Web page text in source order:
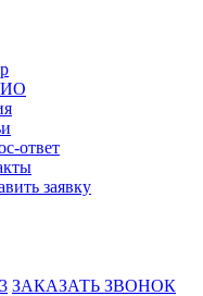
ответ
заявку
ЗАКАЗАТЬ ЗВОНОК